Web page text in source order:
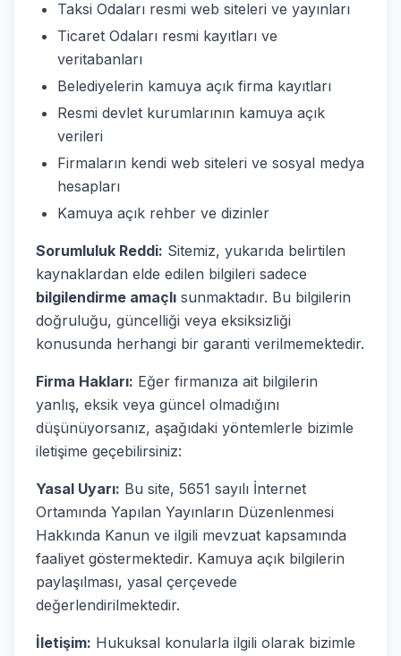
Taksi Odaları resmi web siteleri ve yayınları
Ticaret Odaları resmi kayıtları ve
veritabanları
Belediyelerin kamuya açık firma kayıtları
Resmi devlet kurumlarının kamuya açık
verileri
Firmaların kendi web siteleri ve sosyal medya
hesapları
Kamuya açık rehber ve dizinler
Sorumluluk Reddi: Sitemiz, yukarıda belirtilen
kaynaklardan elde edilen bilgileri sadece
bilgilendirme amaçlı sunmaktadır. Bu bilgilerin
doğruluğu, güncelliği veya eksiksizliği
konusunda herhangi bir garanti verilmemektedir.
Firma Hakları: Eğer firmanıza ait bilgilerin
yanlış, eksik veya güncel olmadığını
düşünüyorsanız, aşağıdaki yöntemlerle bizimle
iletişime geçebilirsiniz:
Yasal Uyarı: Bu site, 5651 sayılı İnternet
Ortamında Yapılan Yayınların Düzenlenmesi
Hakkında Kanun ve ilgili mevzuat kapsamında
faaliyet göstermektedir. Kamuya açık bilgilerin
paylaşılması, yasal çerçevede
değerlendirilmektedir.
İletişim: Hukuksal konularla ilgili olarak bizimle